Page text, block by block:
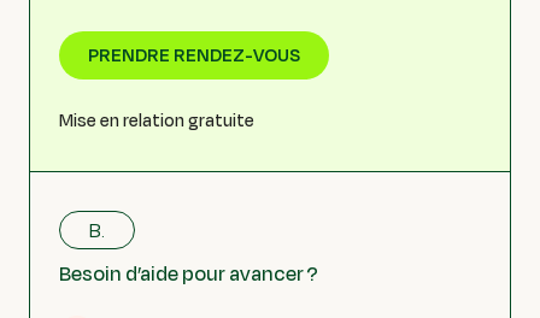
PRENDRE RENDEZ-VOUS
Mise en relation gratuite
B.
Besoin d’aide pour avancer ?